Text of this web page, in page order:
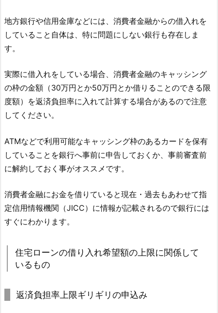
地方銀行や信用金庫などには、消費者金融からの借入れを
していること自体は、特に問題にしない銀行も存在しま
す。
実際に借入れをしている場合、消費者金融のキャッシング
の枠の金額（30万円とか50万円とか借りることのできる限
度額）を返済負担率に入れて計算する場合があるので注意
してください。
ATMなどで利用可能なキャッシング枠のあるカードを保有
していることを銀行へ事前に申告しておくか、事前審査前
に解約しておく事がオススメです。
消費者金融にお金を借りていると現在・過去もあわせて指
定信用情報機関（JICC）に情報が記載されるので銀行には
すぐにわかります。
住宅ローンの借り入れ希望額の上限に関係して
いるもの
返済負担率上限ギリギリの申込み